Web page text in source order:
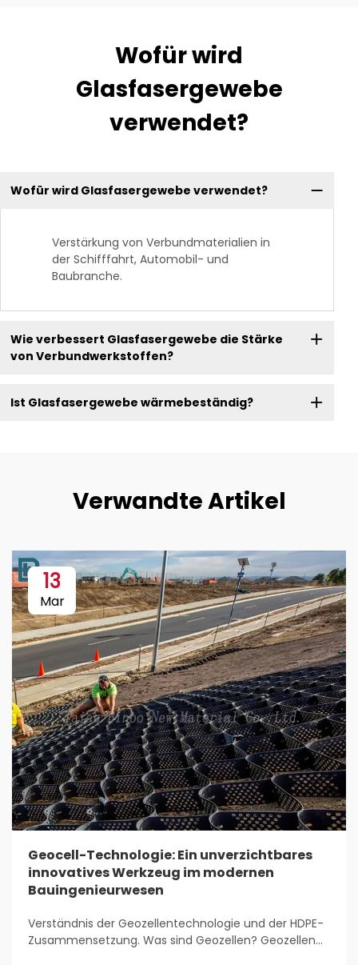
Wofür wird
Glasfasergewebe
verwendet?
Wofür wird Glasfasergewebe verwendet?
Verstärkung von Verbundmaterialien in
der Schifffahrt, Automobil- und
Baubranche.
Wie verbessert Glasfasergewebe die Stärke
von Verbundwerkstoffen?
Ist Glasfasergewebe wärmebeständig?
Verwandte Artikel
13
Mar
Geocell-Technologie: Ein unverzichtbares
innovatives Werkzeug im modernen
Bauingenieurwesen
Verständnis der Geozellentechnologie und der HDPE-
Zusammensetzung. Was sind Geozellen? Geozellen